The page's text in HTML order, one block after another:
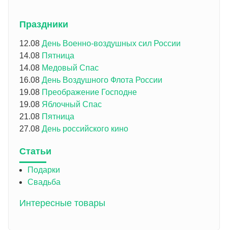
Праздники
12.08 День Военно-воздушных сил России
14.08 Пятница
14.08 Медовый Спас
16.08 День Воздушного Флота России
19.08 Преображение Господне
19.08 Яблочный Спас
21.08 Пятница
27.08 День российского кино
Статьи
Подарки
Свадьба
Интересные товары